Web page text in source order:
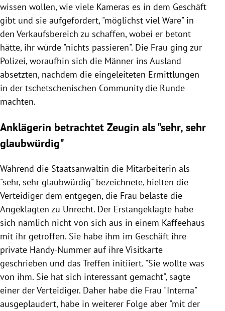
wissen wollen, wie viele Kameras es in dem Geschäft
gibt und sie aufgefordert, "möglichst viel Ware" in
den Verkaufsbereich zu schaffen, wobei er betont
hätte, ihr würde "nichts passieren". Die Frau ging zur
Polizei, woraufhin sich die Männer ins Ausland
absetzten, nachdem die eingeleiteten Ermittlungen
in der tschetschenischen Community die Runde
machten.
Anklägerin betrachtet Zeugin als "sehr, sehr
glaubwürdig"
Während die Staatsanwältin die Mitarbeiterin als
"sehr, sehr glaubwürdig" bezeichnete, hielten die
Verteidiger dem entgegen, die Frau belaste die
Angeklagten zu Unrecht. Der Erstangeklagte habe
sich nämlich nicht von sich aus in einem Kaffeehaus
mit ihr getroffen. Sie habe ihm im Geschäft ihre
private Handy-Nummer auf ihre Visitkarte
geschrieben und das Treffen initiiert. "Sie wollte was
von ihm. Sie hat sich interessant gemacht", sagte
einer der Verteidiger. Daher habe die Frau "Interna"
ausgeplaudert, habe in weiterer Folge aber "mit der